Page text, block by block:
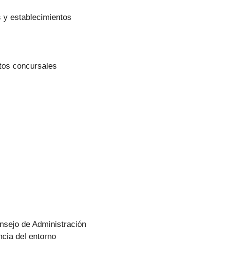
y establecimientos
concursales
de Administración
del entorno